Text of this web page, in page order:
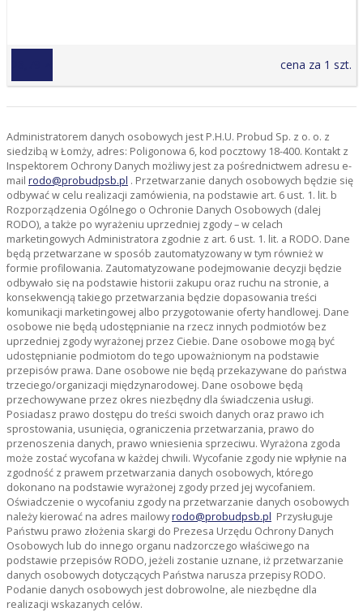
cena za 1 szt.
Administratorem danych osobowych jest P.H.U. Probud Sp. z o. o. z
siedzibą w Łomży, adres: Poligonowa 6, kod pocztowy 18-400. Kontakt z
Inspektorem Ochrony Danych możliwy jest za pośrednictwem adresu e-
mail rodo@probudpsb.pl . Przetwarzanie danych osobowych będzie się
odbywać w celu realizacji zamówienia, na podstawie art. 6 ust. 1. lit. b
Rozporządzenia Ogólnego o Ochronie Danych Osobowych (dalej
RODO), a także po wyrażeniu uprzedniej zgody – w celach
marketingowych Administratora zgodnie z art. 6 ust. 1. lit. a RODO. Dane
będą przetwarzane w sposób zautomatyzowany w tym również w
formie profilowania. Zautomatyzowane podejmowanie decyzji będzie
odbywało się na podstawie historii zakupu oraz ruchu na stronie, a
konsekwencją takiego przetwarzania będzie dopasowania treści
komunikacji marketingowej albo przygotowanie oferty handlowej. Dane
osobowe nie będą udostępnianie na rzecz innych podmiotów bez
uprzedniej zgody wyrażonej przez Ciebie. Dane osobowe mogą być
udostępnianie podmiotom do tego upoważnionym na podstawie
przepisów prawa. Dane osobowe nie będą przekazywane do państwa
trzeciego/organizacji międzynarodowej. Dane osobowe będą
przechowywane przez okres niezbędny dla świadczenia usługi.
Posiadasz prawo dostępu do treści swoich danych oraz prawo ich
sprostowania, usunięcia, ograniczenia przetwarzania, prawo do
przenoszenia danych, prawo wniesienia sprzeciwu. Wyrażona zgoda
może zostać wycofana w każdej chwili. Wycofanie zgody nie wpłynie na
zgodność z prawem przetwarzania danych osobowych, którego
dokonano na podstawie wyrażonej zgody przed jej wycofaniem.
Oświadczenie o wycofaniu zgody na przetwarzanie danych osobowych
należy kierować na adres mailowyrodo@probudpsb.pl Przysługuje
Państwu prawo złożenia skargi do Prezesa Urzędu Ochrony Danych
Osobowych lub do innego organu nadzorczego właściwego na
podstawie przepisów RODO, jeżeli zostanie uznane, iż przetwarzanie
danych osobowych dotyczących Państwa narusza przepisy RODO.
Podanie danych osobowych jest dobrowolne, ale niezbędne dla
realizacji wskazanych celów.